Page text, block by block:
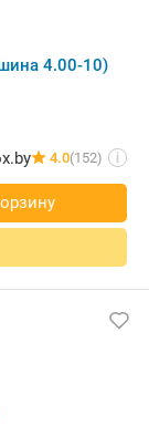
4.00-10)
4.0(152) i